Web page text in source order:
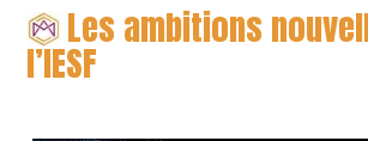
Les ambitions
l’IESF